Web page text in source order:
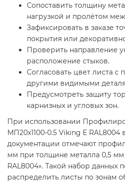
Сопоставить толщину
нагрузкой и пролётом
Зафиксировать в заказе
покрытия или
Проверить направление
расположение стыков.
Согласовать цвет листа с
другими видимыми
Предусмотреть защиту
карнизных и угловых зон.
При использовании
МП20х1100-0.5 Viking E RAL8004
документации отмечают
мм при толщине металла 0,5
RAL8004». Такой набор данных
распределить листы по зонам